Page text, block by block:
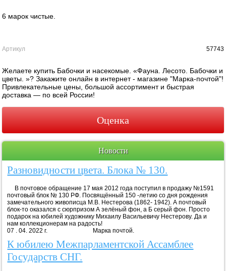
6 марок чистые.
Артикул 57743
Желаете купить Бабочки и насекомые. «Фауна. Лесото. Бабочки и
цветы. »? Закажите онлайн в интернет - магазине "Марка-почтой"!
Привлекательные цены, большой ассортимент и быстрая
доставка — по всей России!
Оценка
Новости
Разновидности цвета. Блока № 130.
В почтовое обращение 17 мая 2012 года поступил в продажу №1591
почтовый блок № 130 РФ. Посвящённый 150 -летию со дня рождения
замечательного живописца М.В. Нестерова (1862- 1942). А почтовый
блок-то оказался с сюрпризом А зелёный фон, а Б серый фон. Просто
подарок на юбилей художнику Михаилу Васильевичу Нестерову. Да и
нам коллекционерам на радость!
07 . 04. 2022 г. Марка почтой.
К юбилею Межпарламентской Ассамблее
Государств СНГ.